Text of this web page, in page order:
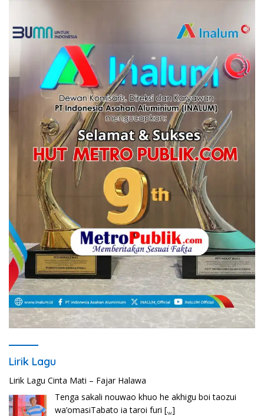
Lirik Lagu
Lirik Seberkas Sinar – Deddy Dores
Kala Ku Seorang Diri Hanya Berteman Sepi Dan
Angin MalamKu Coba MerenungiTentang